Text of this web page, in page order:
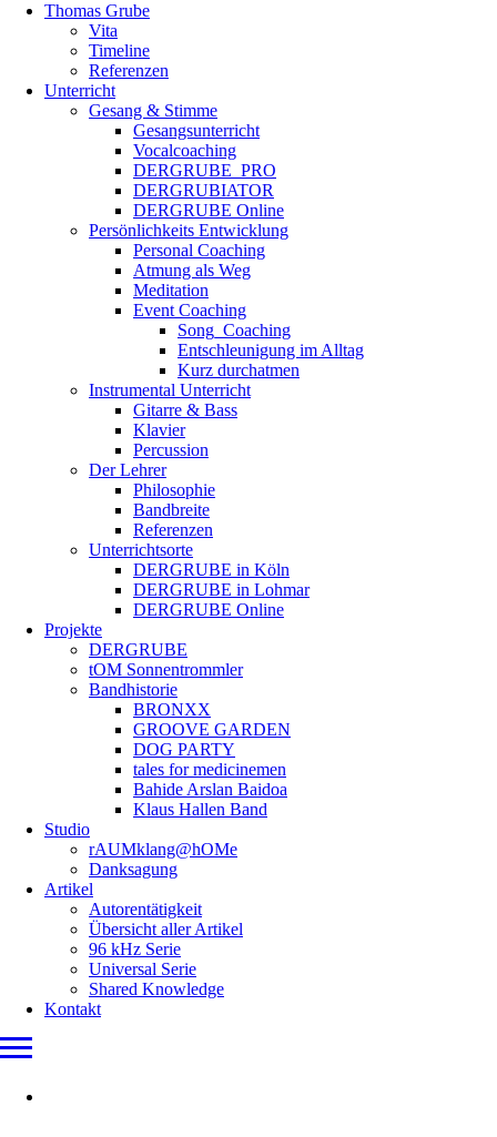
Thomas Grube
Vita
Timeline
Referenzen
Unterricht
Gesang & Stimme
Gesangsunterricht
Vocalcoaching
DERGRUBE_PRO
DERGRUBIATOR
DERGRUBE Online
Persönlichkeits Entwicklung
Personal Coaching
Atmung als Weg
Meditation
Event Coaching
Song_Coaching
Entschleunigung im Alltag
Kurz durchatmen
Instrumental Unterricht
Gitarre & Bass
Klavier
Percussion
Der Lehrer
Philosophie
Bandbreite
Referenzen
Unterrichtsorte
DERGRUBE in Köln
DERGRUBE in Lohmar
DERGRUBE Online
Projekte
DERGRUBE
tOM Sonnentrommler
Bandhistorie
BRONXX
GROOVE GARDEN
DOG PARTY
tales for medicinemen
Bahide Arslan Baidoa
Klaus Hallen Band
Studio
rAUMklang@hOMe
Danksagung
Artikel
Autorentätigkeit
Übersicht aller Artikel
96 kHz Serie
Universal Serie
Shared Knowledge
Kontakt